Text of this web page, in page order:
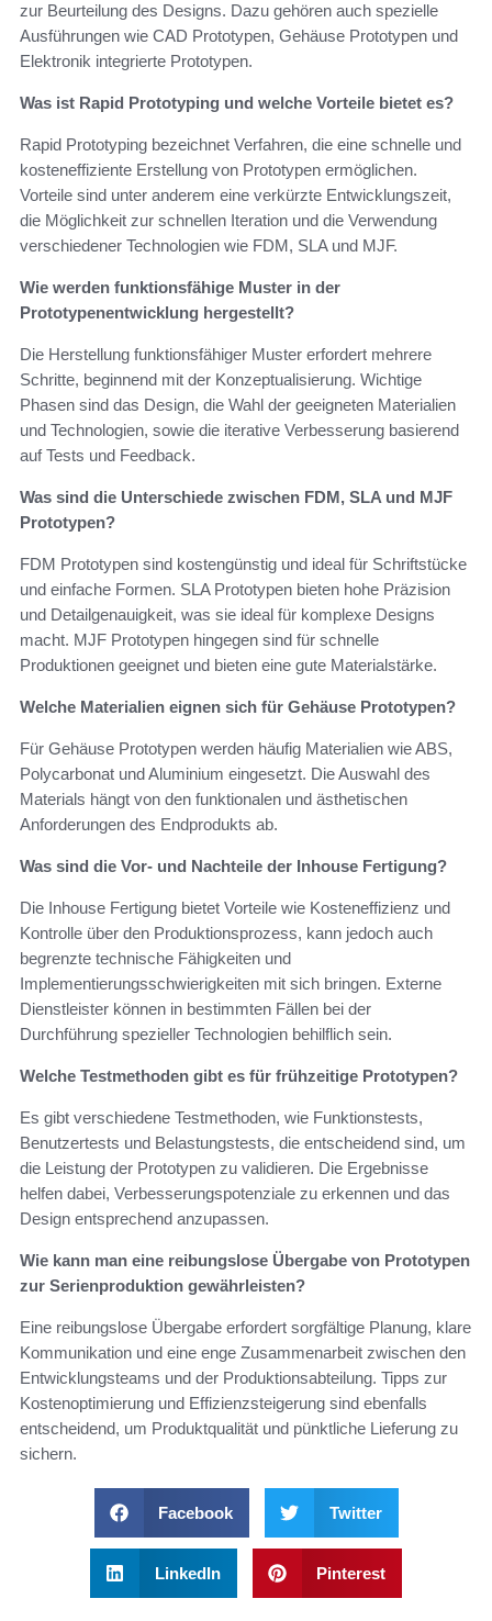
zur Beurteilung des Designs. Dazu gehören auch spezielle
Ausführungen wie CAD Prototypen, Gehäuse Prototypen und
Elektronik integrierte Prototypen.
Was ist Rapid Prototyping und welche Vorteile bietet es?
Rapid Prototyping bezeichnet Verfahren, die eine schnelle und
kosteneffiziente Erstellung von Prototypen ermöglichen.
Vorteile sind unter anderem eine verkürzte Entwicklungszeit,
die Möglichkeit zur schnellen Iteration und die Verwendung
verschiedener Technologien wie FDM, SLA und MJF.
Wie werden funktionsfähige Muster in der
Prototypenentwicklung hergestellt?
Die Herstellung funktionsfähiger Muster erfordert mehrere
Schritte, beginnend mit der Konzeptualisierung. Wichtige
Phasen sind das Design, die Wahl der geeigneten Materialien
und Technologien, sowie die iterative Verbesserung basierend
auf Tests und Feedback.
Was sind die Unterschiede zwischen FDM, SLA und MJF
Prototypen?
FDM Prototypen sind kostengünstig und ideal für Schriftstücke
und einfache Formen. SLA Prototypen bieten hohe Präzision
und Detailgenauigkeit, was sie ideal für komplexe Designs
macht. MJF Prototypen hingegen sind für schnelle
Produktionen geeignet und bieten eine gute Materialstärke.
Welche Materialien eignen sich für Gehäuse Prototypen?
Für Gehäuse Prototypen werden häufig Materialien wie ABS,
Polycarbonat und Aluminium eingesetzt. Die Auswahl des
Materials hängt von den funktionalen und ästhetischen
Anforderungen des Endprodukts ab.
Was sind die Vor- und Nachteile der Inhouse Fertigung?
Die Inhouse Fertigung bietet Vorteile wie Kosteneffizienz und
Kontrolle über den Produktionsprozess, kann jedoch auch
begrenzte technische Fähigkeiten und
Implementierungsschwierigkeiten mit sich bringen. Externe
Dienstleister können in bestimmten Fällen bei der
Durchführung spezieller Technologien behilflich sein.
Welche Testmethoden gibt es für frühzeitige Prototypen?
Es gibt verschiedene Testmethoden, wie Funktionstests,
Benutzertests und Belastungstests, die entscheidend sind, um
die Leistung der Prototypen zu validieren. Die Ergebnisse
helfen dabei, Verbesserungspotenziale zu erkennen und das
Design entsprechend anzupassen.
Wie kann man eine reibungslose Übergabe von Prototypen
zur Serienproduktion gewährleisten?
Eine reibungslose Übergabe erfordert sorgfältige Planung, klare
Kommunikation und eine enge Zusammenarbeit zwischen den
Entwicklungsteams und der Produktionsabteilung. Tipps zur
Kostenoptimierung und Effizienzsteigerung sind ebenfalls
entscheidend, um Produktqualität und pünktliche Lieferung zu
sichern.
Facebook Twitter
LinkedIn Pinterest